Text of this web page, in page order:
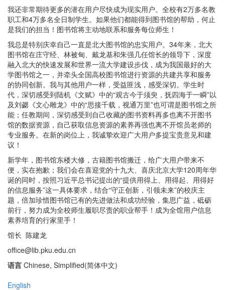
我还非常期待更多的潜在用户尽快成为现实用户。全校有2万多名教
职工和4万多名全日制学生。如果他们都能得到图书馆的帮助，何止
是我们的担当！图书馆将主动地联系和服务每位师生！
我总是特别庆幸自己一直是北大图书馆的忠实用户。34年来，北大
图书馆在庄守经、林被甸、戴龙基和朱强几任馆长的领导下，深度
融入北大的快速发展和世界一流大学建设步伐，成为我国最好的大
学图书馆之一，并牵头全国高校图书馆进行资源的共建共享和服务
的协同创新。我与其他用户一样，受益匪浅，感受深切。学生时
代，深切感受到陆机《文赋》中的“观古今于须臾，抚四海于一瞬”以
及刘勰《文心雕龙》中的“思接千载，视通万里”也可谓是图书馆之所
能；任教期间，深切感受到自己收藏的图书资料再多也离不开图书
馆的数据资源，自己获取信息资源的素养再强也离不开馆员老师的
专业服务。在新的岗位上，我诚挚欢迎广大用户多提宝贵意见和建
议！
新学年，图书馆东楼大修，古籍图书馆搬迁，给广大用户带来不
便，实在抱歉；我们会在喜迎党的十九大、喜庆北京大学120周年华
诞的同时，按照习近平总书记提出的“提供用得上、用得起、用得好
的信息服务”这一具体要求，结合“守正创新，引领未来”的校庆主
题，倍加珍惜图书馆已有的先进做法和成功经验，集思广益，砥砺
前行，努力成为全校师生履职尽责的职业帮手！成为全馆用户信息
素养培育的行家里手！
馆长 陈建龙
office@lib.pku.edu.cn
语言 Chinese, Simplified(简体中文)
English